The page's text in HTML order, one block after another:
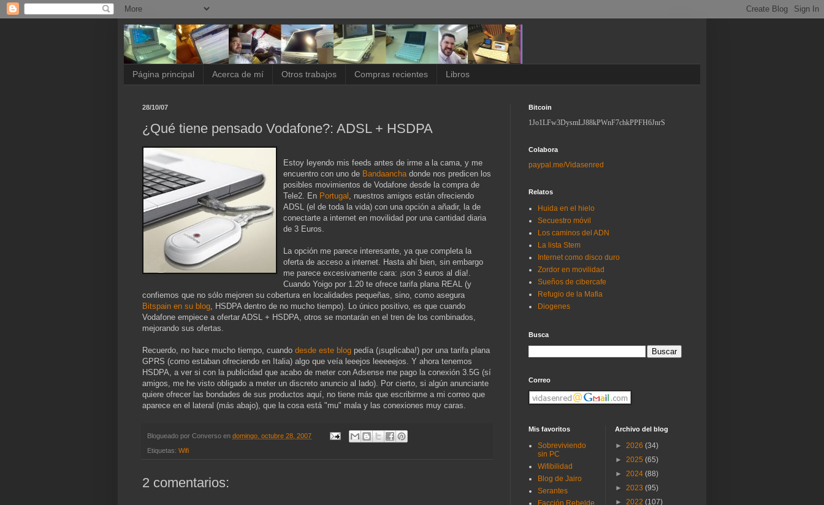
Página principal Acerca de mí Otros trabajos Compras recientes Libros
28/10/07
¿Qué tiene pensado Vodafone?: ADSL + HSDPA
Estoy leyendo mis feeds antes de irme a la cama, y me
encuentro con uno de Bandaanchadonde nos predicen los
posibles movimientos de Vodafone desde la compra de
Tele2. En Portugal , nuestros amigos están ofreciendo
ADSL (el de toda la vida) con una opción a añadir, la de
conectarte a internet en movilidad por una cantidad diaria
de 3 Euros.
La opción me parece interesante, ya que completa la
oferta de acceso a internet. Hasta ahí bien, sin embargo
me parece excesivamente cara: ¡son 3 euros al día!.
Cuando Yoigo por 1.20 te ofrece tarifa plana REAL (y
confiemos que no sólo mejoren su cobertura en localidades pequeñas, sino, como asegura
Bitspain en su blog, HSDPA dentro de no mucho tiempo). Lo único positivo, es que cuando
Vodafone empiece a ofertar ADSL + HSDPA, otros se montarán en el tren de los combinados,
mejorando sus ofertas.
Recuerdo, no hace mucho tiempo, cuando desde este blog pedía (¡suplicaba!) por una tarifa plana
GPRS (como estaban ofreciendo en Italia) algo que veía leeejos leeeeejos. Y ahora tenemos
HSDPA, a ver si con la publicidad que acabo de meter con Adsense me pago la conexión 3.5G (sí
amigos, me he visto obligado a meter un discreto anuncio al lado). Por cierto, si algún anunciante
quiere ofrecer las bondades de sus productos aquí, no tiene más que escribirme a mi correo que
aparece en el lateral (más abajo), que la cosa está "mu" mala y las conexiones muy caras.
Blogueado por Converso en domingo, octubre 28, 2007
Etiquetas: Wifi
2 comentarios:
Bitcoin
1Jo1LFw3DysmLJ88kPWnF7chkPPFH6JnrS
Colabora
paypal.me/Vidasenred
Relatos
Huida en el hielo
Secuestro móvil
Los caminos del ADN
La lista Stem
Internet como disco duro
Zordor en movilidad
Sueños de cibercafe
Refugio de la Mafia
Diogenes
Busca
Correo
Mis favoritos
Sobreviviendo
sin PC
Wifibilidad
Blog de Jairo
Serantes
Facción Rebelde
Archivo del blog
► 2026 (34)
► 2025 (65)
► 2024 (88)
► 2023 (95)
► 2022 (107)